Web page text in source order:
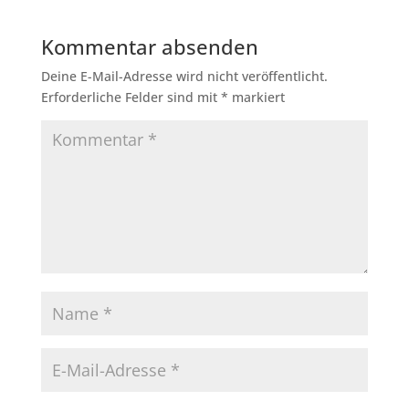
Kommentar absenden
Deine E-Mail-Adresse wird nicht veröffentlicht.
Erforderliche Felder sind mit * markiert